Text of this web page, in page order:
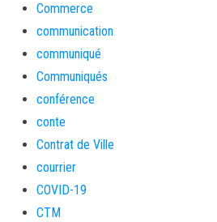
Commerce
communication
communiqué
Communiqués
conférence
conte
Contrat de Ville
courrier
COVID-19
CTM